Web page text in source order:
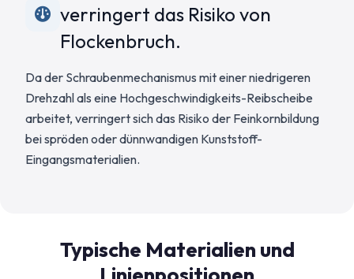
verringert das Risiko von
Flockenbruch.
Da der Schraubenmechanismus mit einer niedrigeren
Drehzahl als eine Hochgeschwindigkeits-Reibscheibe
arbeitet, verringert sich das Risiko der Feinkornbildung
bei spröden oder dünnwandigen Kunststoff-
Eingangsmaterialien.
Typische Materialien und